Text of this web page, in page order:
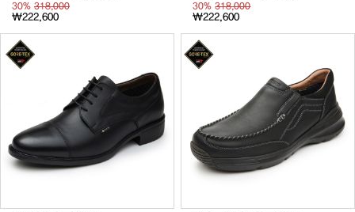
30% 318,000
₩222,600
30%318,000
₩222,600